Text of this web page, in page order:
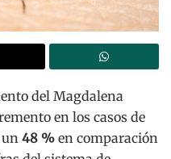
del Magdalena
en los casos de
48 % en comparación